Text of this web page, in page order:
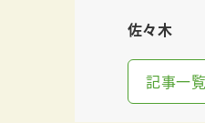
佐々木
記事一覧